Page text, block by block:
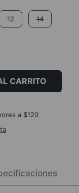
12 14
CARRITO
a $120